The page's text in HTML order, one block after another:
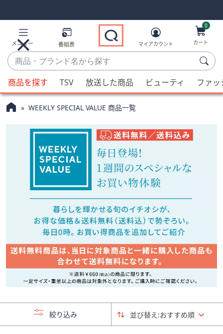
Links
Links2
メニュー 番組表
商
品・
ブ
ラ
ン
候
補
が
利
印
キ
ー
は
ッ
マイアカウント
0
カート
商品を探す TSV 放送した商品 ビューティ ファ
WEEKLY SPECIAL VALUE 商品一覧
並び替え:おすすめ順
絞り込み